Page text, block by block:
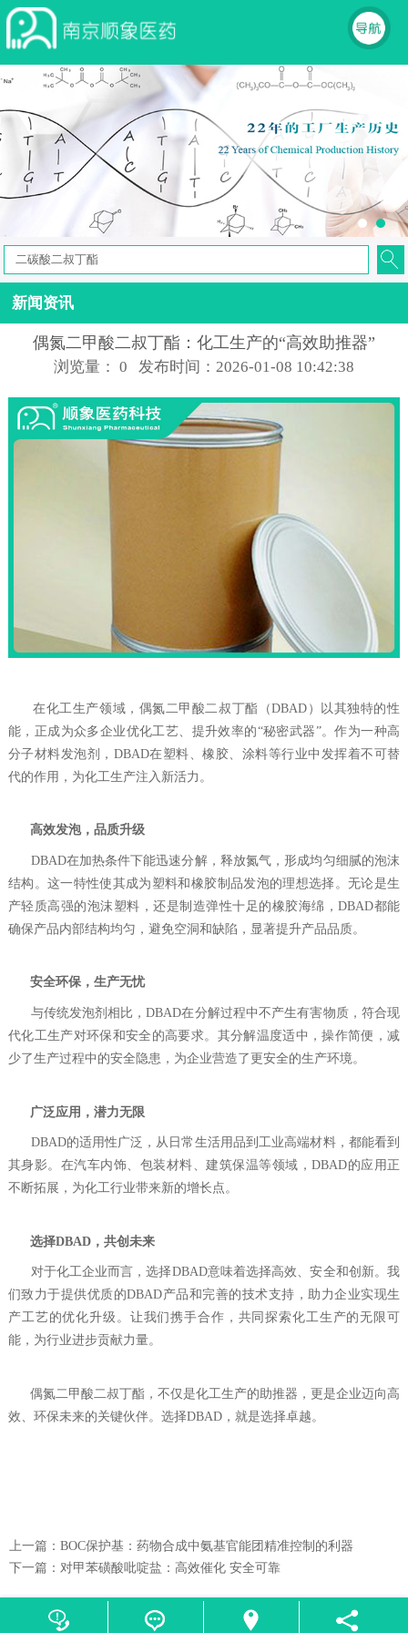
新闻资讯
偶氮二甲酸二叔丁酯：化工生产的“高效助推器”
浏览量： 0 发布时间：2026-01-08 10:42:38
在化工生产领域，偶氮二甲酸二叔丁酯（DBAD）以其独特的性
能，正成为众多企业优化工艺、提升效率的“秘密武器”。作为一种高
分子材料发泡剂，DBAD在塑料、橡胶、涂料等行业中发挥着不可替
代的作用，为化工生产注入新活力。
高效发泡，品质升级‌
DBAD在加热条件下能迅速分解，释放氮气，形成均匀细腻的泡沫
结构。这一特性使其成为塑料和橡胶制品发泡的理想选择。无论是生
产轻质高强的泡沫塑料，还是制造弹性十足的橡胶海绵，DBAD都能
确保产品内部结构均匀，避免空洞和缺陷，显著提升产品品质。
安全环保，生产无忧‌
与传统发泡剂相比，DBAD在分解过程中不产生有害物质，符合现
代化工生产对环保和安全的高要求。其分解温度适中，操作简便，减
少了生产过程中的安全隐患，为企业营造了更安全的生产环境。
广泛应用，潜力无限‌
DBAD的适用性广泛，从日常生活用品到工业高端材料，都能看到
其身影。在汽车内饰、包装材料、建筑保温等领域，DBAD的应用正
不断拓展，为化工行业带来新的增长点。
选择DBAD，共创未来‌
对于化工企业而言，选择DBAD意味着选择高效、安全和创新。我
们致力于提供优质的DBAD产品和完善的技术支持，助力企业实现生
产工艺的优化升级。让我们携手合作，共同探索化工生产的无限可
能，为行业进步贡献力量。
偶氮二甲酸二叔丁酯，不仅是化工生产的助推器，更是企业迈向高
效、环保未来的关键伙伴。选择DBAD，就是选择卓越。
上一篇： BOC保护基：药物合成中氨基官能团精准控制的利器
下一篇： 对甲苯磺酸吡啶盐‌：高效催化‌ 安全可靠